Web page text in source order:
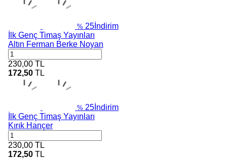
% 25 İndirim
İlk Genç Timaş Yayınları
Altın Ferman Berke Noyan
230,00 TL
172,50 TL
% 25 İndirim
İlk Genç Timaş Yayınları
Kırık Hançer
230,00 TL
172,50 TL